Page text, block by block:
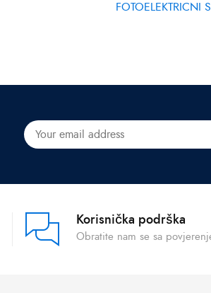
FOTOELEKTRICNI
Korisnička podrška
Obratite nam se sa